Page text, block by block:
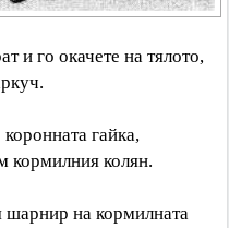
и го окачете на тялото,
гайка,
кормилния колян.
на кормилната